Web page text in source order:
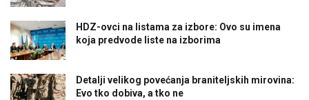
HDZ-ovci na listama za izbore: Ovo su imena
koja predvode liste na izborima
Detalji velikog povećanja braniteljskih mirovina:
Evo tko dobiva, a tko ne